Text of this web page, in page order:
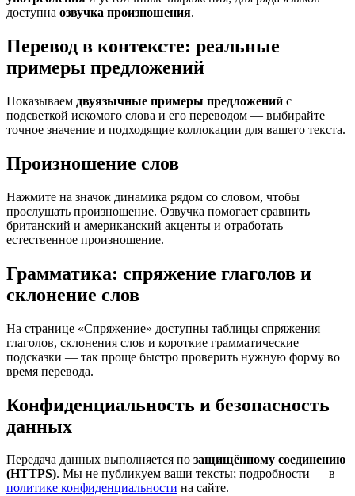
доступна озвучка произношения.
Перевод в контексте: реальные
примеры предложений
Показываем двуязычные примеры предложений с
подсветкой искомого слова и его переводом — выбирайте
точное значение и подходящие коллокации для вашего текста.
Произношение слов
Нажмите на значок динамика рядом со словом, чтобы
прослушать произношение. Озвучка помогает сравнить
британский и американский акценты и отработать
естественное произношение.
Грамматика: спряжение глаголов и
склонение слов
На странице «Спряжение» доступны таблицы спряжения
глаголов, склонения слов и короткие грамматические
подсказки — так проще быстро проверить нужную форму во
время перевода.
Конфиденциальность и безопасность
данных
Передача данных выполняется по защищённому соединению
(HTTPS). Мы не публикуем ваши тексты; подробности — в
политике конфиденциальности на сайте.